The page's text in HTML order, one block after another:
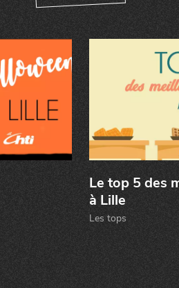
Le top 5 des
à Lille
Les tops